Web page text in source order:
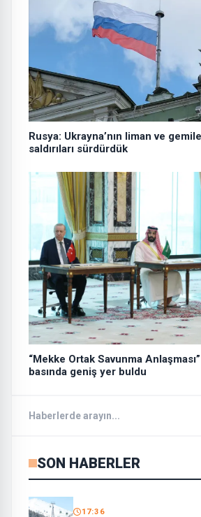
Rusya: Ukrayna’nın liman ve
saldırıları sürdürdük
“Mekke Ortak Savunma
basında geniş yer buldu
SON HABERLER
17:36